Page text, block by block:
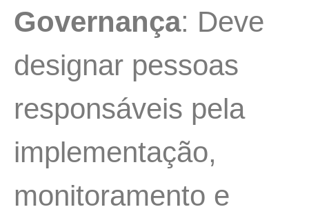
Governança: Deve
designar pessoas
responsáveis pela
implementação,
monitoramento e